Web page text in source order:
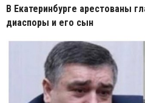
В Екатеринбурге арестованы
диаспоры и его сын